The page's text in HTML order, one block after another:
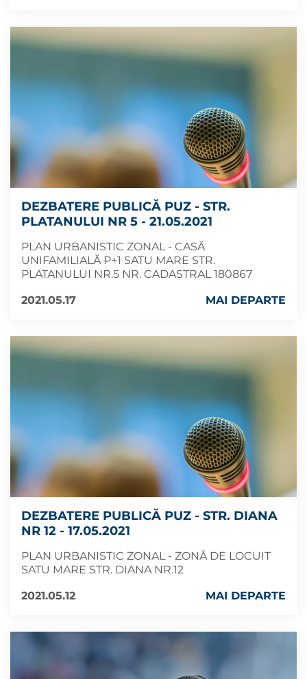
DEZBATERE PUBLICĂ PUZ - STR.
PLATANULUI NR 5 - 21.05.2021
PLAN URBANISTIC ZONAL - CASĂ
UNIFAMILIALĂ P+1 SATU MARE STR.
PLATANULUI NR.5 NR. CADASTRAL 180867
2021.05.17
MAI DEPARTE
DEZBATERE PUBLICĂ PUZ - STR. DIANA
NR 12 - 17.05.2021
PLAN URBANISTIC ZONAL - ZONĂ DE LOCUIT
SATU MARE STR. DIANA NR.12
2021.05.12
MAI DEPARTE